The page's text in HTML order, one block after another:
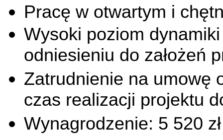
Pracę w otwartym i
Wysoki poziom
odniesieniu do założeń
Zatrudnienie na umowę
czas realizacji projektu
Wynagrodzenie: 5 520